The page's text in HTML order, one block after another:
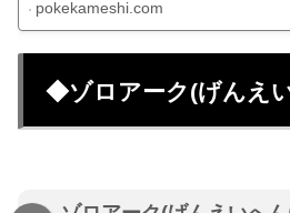
pokekameshi.com
◆ゾロアーク(げんえ